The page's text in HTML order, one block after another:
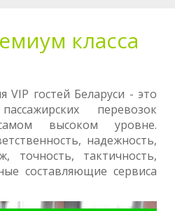
класса
VIP гостей Беларуси - это
перевозок
высоком уровне.
надежность,
точность, тактичность,
составляющие сервиса